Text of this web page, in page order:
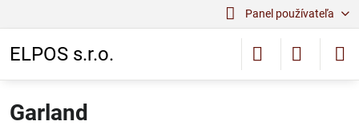
Panel používateľa
ELPOS s.r.o.
Garland